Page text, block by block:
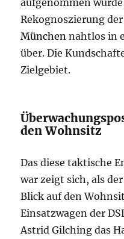
Rekognoszierung
München nahtlos in
über. Die
Zielgebiet.
den Wohnsitz
Das diese taktische
war zeigt sich, als
Blick auf den
Einsatzwagen der
Astrid Gilching das